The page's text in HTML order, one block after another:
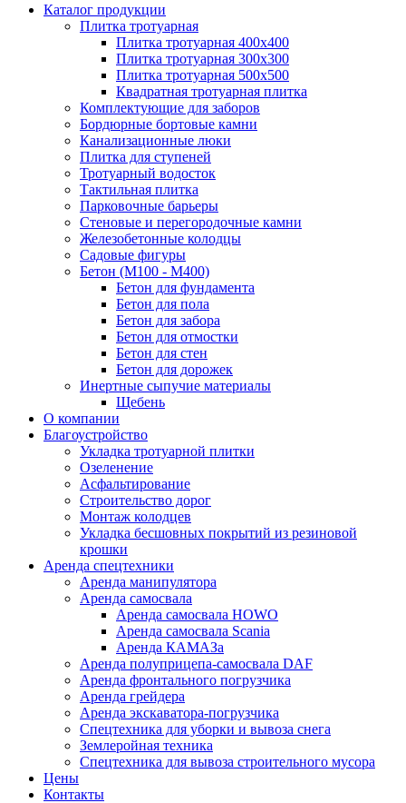
Каталог продукции
Плитка тротуарная
Плитка тротуарная 400x400
Плитка тротуарная 300x300
Плитка тротуарная 500x500
Квадратная тротуарная плитка
Комплектующие для заборов
Бордюрные бортовые камни
Канализационные люки
Плитка для ступеней
Тротуарный водосток
Тактильная плитка
Парковочные барьеры
Стеновые и перегородочные камни
Железобетонные колодцы
Садовые фигуры
Бетон (М100 - М400)
Бетон для фундамента
Бетон для пола
Бетон для забора
Бетон для отмостки
Бетон для стен
Бетон для дорожек
Инертные сыпучие материалы
Щебень
О компании
Благоустройство
Укладка тротуарной плитки
Озеленение
Асфальтирование
Строительство дорог
Монтаж колодцев
Укладка бесшовных покрытий из резиновой
крошки
Аренда спецтехники
Аренда манипулятора
Аренда самосвала
Аренда самосвала HOWO
Аренда самосвала Scania
Аренда КАМАЗа
Аренда полуприцепа-самосвала DAF
Аренда фронтального погрузчика
Аренда грейдера
Аренда экскаватора-погрузчика
Спецтехника для уборки и вывоза снега
Землеройная техника
Спецтехника для вывоза строительного мусора
Цены
Контакты